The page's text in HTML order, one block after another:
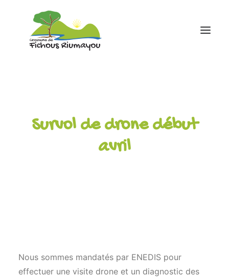
EcoleSurvol de drone début
avril
Nous sommes mandatés par ENEDIS pour
effectuer une visite drone et un diagnostic des